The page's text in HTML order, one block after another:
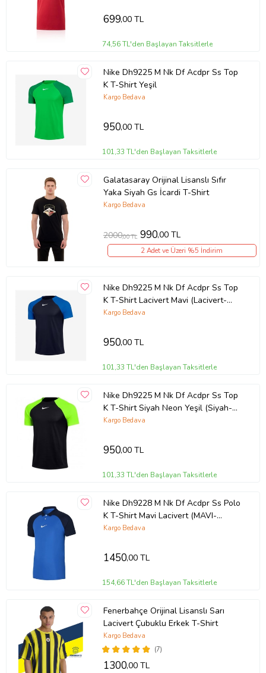
699,00 TL
74,56 TL'den Başlayan Taksitlerle
Nike Dh9225 M Nk Df Acdpr Ss Top
K T-Shirt Yeşil
Kargo Bedava
950,00 TL
101,33 TL'den Başlayan Taksitlerle
Galatasaray Orijinal Lisanslı Sıfır
Yaka Siyah Gs İcardi T-Shirt
Kargo Bedava
2000,00 TL 990,00 TL
2 Adet ve Üzeri %5 İndirim
Nike Dh9225 M Nk Df Acdpr Ss Top
K T-Shirt Lacivert Mavi (Lacivert-
Mavi)
Kargo Bedava
950,00 TL
101,33 TL'den Başlayan Taksitlerle
Nike Dh9225 M Nk Df Acdpr Ss Top
K T-Shirt Siyah Neon Yeşil (Siyah-
Neon Yesıl)
Kargo Bedava
950,00 TL
101,33 TL'den Başlayan Taksitlerle
Nike Dh9228 M Nk Df Acdpr Ss Polo
K T-Shirt Mavi Lacivert (MAVI-
LACIVERT)
Kargo Bedava
1450,00 TL
154,66 TL'den Başlayan Taksitlerle
Fenerbahçe Orijinal Lisanslı Sarı
Lacivert Çubuklu Erkek T-Shirt
(7)
Kargo Bedava
1300,00 TL